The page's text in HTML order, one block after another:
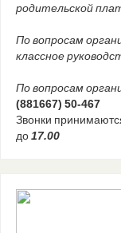
родительской
По вопросам
классное
По вопросам
(881667) 50-467
Звонки
до17.00